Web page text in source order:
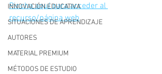
INNOVACIÓN EDUCATIVA
SITUACIONES DE APRENDIZAJE
AUTORES
MATERIAL PREMIUM
MÉTODOS DE ESTUDIO
Pincha aquí para acceder al
recurso/página web